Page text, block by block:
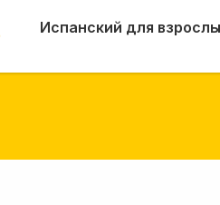
Испанский для